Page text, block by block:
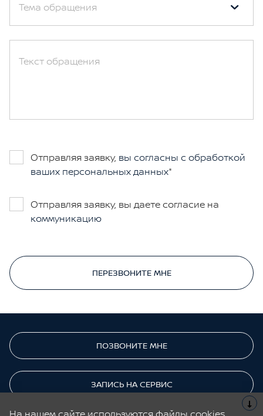
Тема обращения
Текст обращения
Отправляя заявку, вы согласны с обработкой
ваших персональных данных
Отправляя заявку, вы даете согласие на
коммуникацию
ПЕРЕЗВОНИТЕ МНЕ
ПОЗВОНИТЕ МНЕ
ЗАПИСЬ НА СЕРВИС